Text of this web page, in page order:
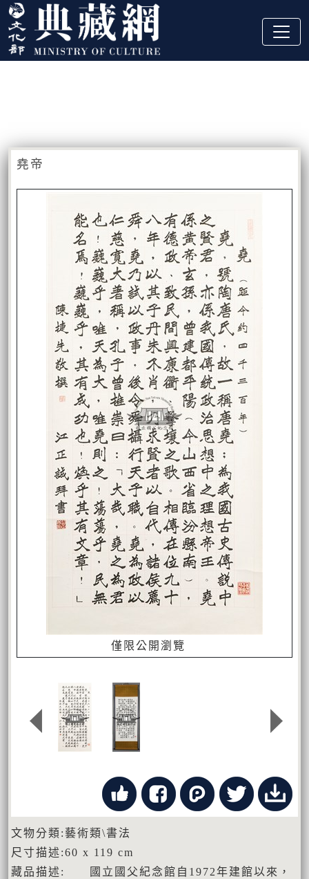
跳到主要內容
:::
堯帝
僅限公開瀏覽
文物分類:藝術類\書法
尺寸描述:60 x 119 cm
藏品描述: 國立國父紀念館自1972年建館以來，